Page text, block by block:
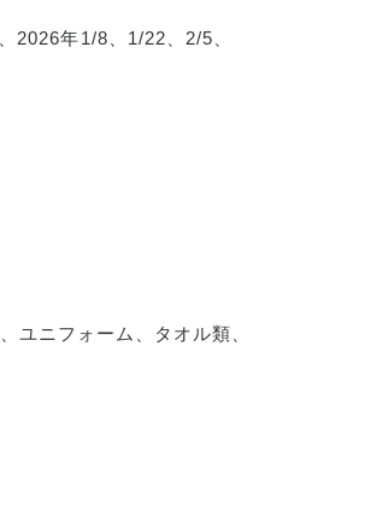
年1/8、1/22、2/5、
ユニフォーム、タオル類、